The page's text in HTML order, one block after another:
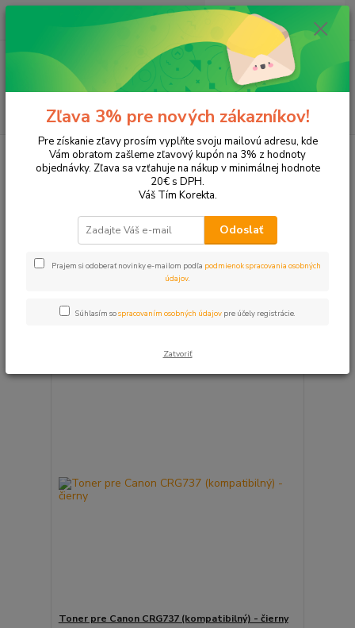
Hľadať
ks
za 0,00 EUR
Tonery a náplne do tlačiarní Canon i-Sensys MF217w
i-Sensys MF217w
Upresniť parametre
Najdrahšie
Zobrazujem 1-1 z 1
Toner pre Canon CRG737 (kompatibilný) - čierny
Zľava 3% pre nových zákazníkov!
Pre získanie zľavy prosím vyplňte svoju mailovú adresu, kde
Vám obratom zašleme zľavový kupón na 3% z hodnoty
objednávky. Zľava sa vzťahuje na nákup v minimálnej hodnote
20€ s DPH.
Váš Tím Korekta.
Odoslať
Prajem si odoberať novinky e-mailom podľa podmienok spracovania osobných
údajov.
Súhlasím sospracovaním osobných údajov pre účely registrácie.
Zatvoriť